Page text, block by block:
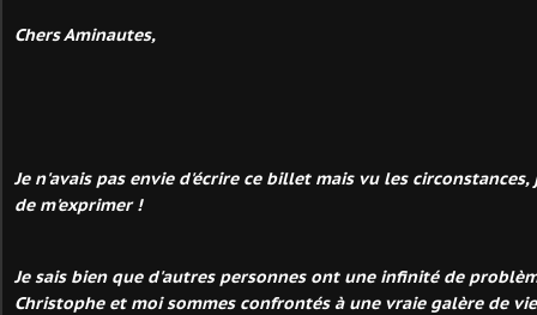
Chers Aminautes,
Je n'avais pas envie d'écrire ce billet mais vu les
de m'exprimer !
Je sais bien que d'autres personnes ont une infinité de
Christophe et moi sommes confrontés à une vraie galère de